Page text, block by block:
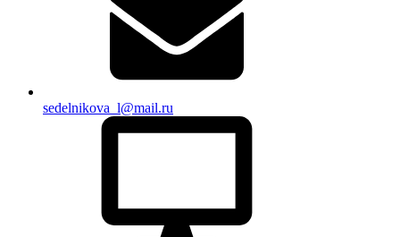
sedelnikova_l@mail.ru